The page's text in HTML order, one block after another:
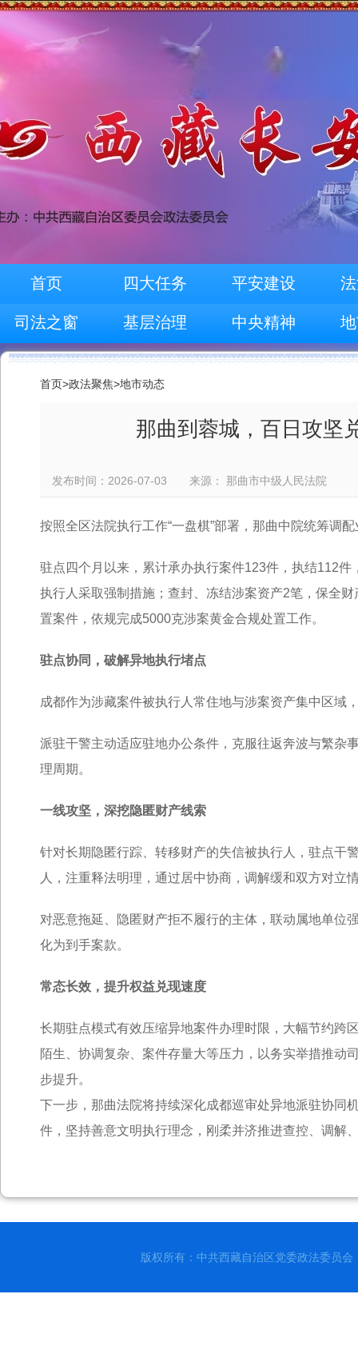
首页 四大任务 平安建设
司法之窗 基层治理 中央精神
首页>政法聚焦>地市动态
那曲到蓉城，百日攻坚
发布时间：2026-07-03 来源： 那曲市中级人民法院
按照全区法院执行工作“一盘棋”部署，那曲中院统筹调
驻点四个月以来，累计承办执行案件123件，执结112
执行人采取强制措施；查封、冻结涉案资产2笔，保全
置案件，依规完成5000克涉案黄金合规处置工作。
驻点协同，破解异地执行堵点
成都作为涉藏案件被执行人常住地与涉案资产集中区域
派驻干警主动适应驻地办公条件，克服往返奔波与繁杂
理周期。
一线攻坚，深挖隐匿财产线索
针对长期隐匿行踪、转移财产的失信被执行人，驻点干
人，注重释法明理，通过居中协商，调解缓和双方对立
对恶意拖延、隐匿财产拒不履行的主体，联动属地单位
化为到手案款。
常态长效，提升权益兑现速度
长期驻点模式有效压缩异地案件办理时限，大幅节约跨
陌生、协调复杂、案件存量大等压力，以务实举措推动
步提升。
下一步，那曲法院将持续深化成都巡审处异地派驻协同
件，坚持善意文明执行理念，刚柔并济推进查控、调解
版权所有：中共西藏自治区党委政法委员